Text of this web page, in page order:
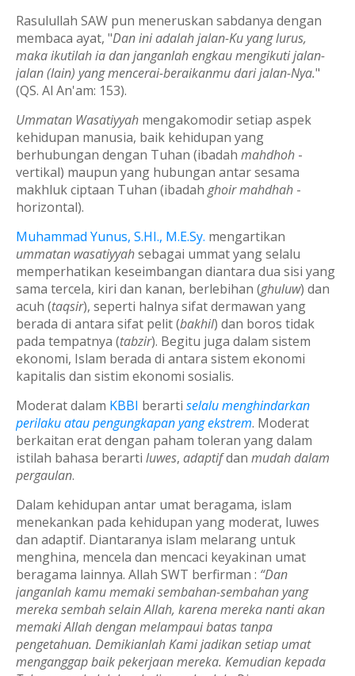
Rasulullah SAW pun meneruskan sabdanya dengan
membaca ayat, "Dan ini adalah jalan-Ku yang lurus,
maka ikutilah ia dan janganlah engkau mengikuti jalan-
jalan (lain) yang mencerai-beraikanmu dari jalan-Nya."
(QS. Al An'am: 153).
Ummatan Wasatiyyah mengakomodir setiap aspek
kehidupan manusia, baik kehidupan yang
berhubungan dengan Tuhan (ibadah mahdhoh -
vertikal) maupun yang hubungan antar sesama
makhluk ciptaan Tuhan (ibadah ghoir mahdhah -
horizontal).
Muhammad Yunus, S.HI., M.E.Sy. mengartikan
ummatan wasatiyyahsebagai ummat yang selalu
memperhatikan keseimbangan diantara dua sisi yang
sama tercela, kiri dan kanan, berlebihan (ghuluw) dan
acuh (taqsir), seperti halnya sifat dermawan yang
berada di antara sifat pelit (bakhil) dan boros tidak
pada tempatnya (tabzir). Begitu juga dalam sistem
ekonomi, Islam berada di antara sistem ekonomi
kapitalis dan sistim ekonomi sosialis.
Moderat dalam KBBI berarti selalu menghindarkan
perilaku atau pengungkapan yang ekstrem. Moderat
berkaitan erat dengan paham toleran yang dalam
istilah bahasa berarti luwes, adaptifdan mudah dalam
pergaulan.
Dalam kehidupan antar umat beragama, islam
menekankan pada kehidupan yang moderat, luwes
dan adaptif. Diantaranya islam melarang untuk
menghina, mencela dan mencaci keyakinan umat
beragama lainnya. Allah SWT berfirman : “Dan
janganlah kamu memaki sembahan-sembahan yang
mereka sembah selain Allah, karena mereka nanti akan
memaki Allah dengan melampaui batas tanpa
pengetahuan. Demikianlah Kami jadikan setiap umat
menganggap baik pekerjaan mereka. Kemudian kepada